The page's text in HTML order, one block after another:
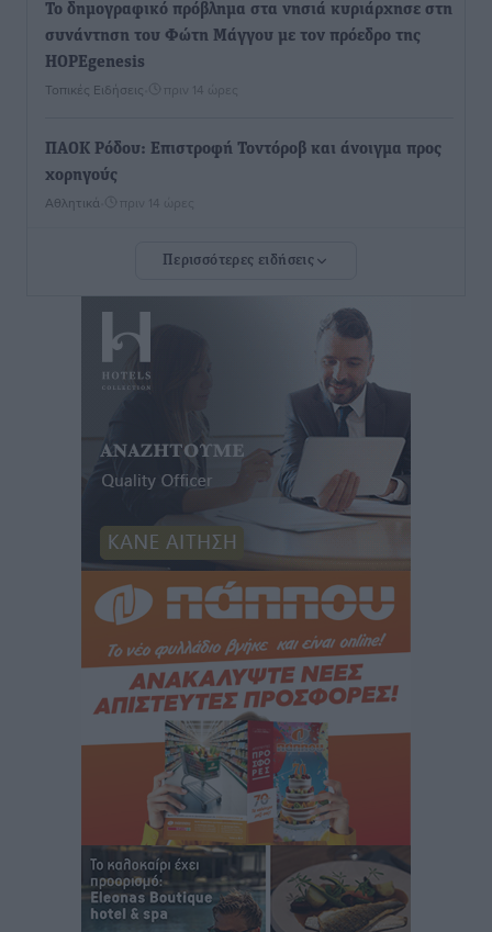
To δημογραφικό πρόβλημα στα νησιά κυριάρχησε στη
συνάντηση του Φώτη Μάγγου με τον πρόεδρο της
HOPEgenesis
Τοπικές Ειδήσεις πριν 14 ώρες
ΠΑΟΚ Ρόδου: Επιστροφή Τοντόροβ και άνοιγμα προς
χορηγούς
Αθλητικά πριν 14 ώρες
Rhodes Beyond Summer – Εκεί που το καλοκαίρι
Τοπικές Ειδήσεις•
Κικίλιας: Μειώθηκαν κατά 34% οι μεταναστευτικές
Κως: Γερμανός τουρίστας κέρδισε αποζημίωση 900
ευρώ επειδή δεν βρήκε ξαπλώστρες στις
οικογενειακές διακοπές του
Τοπικές Ειδήσεις• πριν 14 ώρες
Ο γεωεντοπισμός μέσω 112 «έσωσε» Δανό περιπατητή
στη Ρόδο
Τοπικές Ειδήσεις• πριν 14 ώρες
Σύμη: Ανασύρθηκε σορός άνδρα – Εξετάζεται αν είναι
ο 8ος Γερμανός που αγνοούνταν μετά την παράσυρσή
• πριν 14 ώρες
Ερώτηση στην Ευρωπαϊκή Επιτροπή για τις
αλλεπάλληλες πυρκαγιές που ξεσπούν από μονάδες
Περισσότερες ειδήσεις